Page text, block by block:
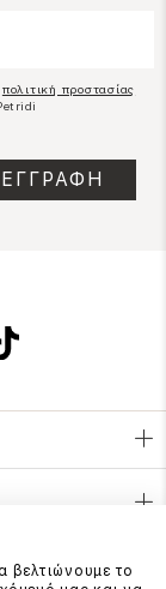
πολιτική προστασίας
βελτιώνουμε το